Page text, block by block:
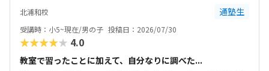
よかったです。先生が優しく、おおらかだったので良かったです。教室
の雰囲気も良かったです。1人ずつブースが分かれており、ヘッドホン
もあり、先生もつかず離れずの距離感で良かったです。
北浦和校 通塾生
受講時：小5~現在/男の子 投稿日：2026/07/30
★★★★★ 4.0
教室で習ったことに加えて、自分なりに調べた...